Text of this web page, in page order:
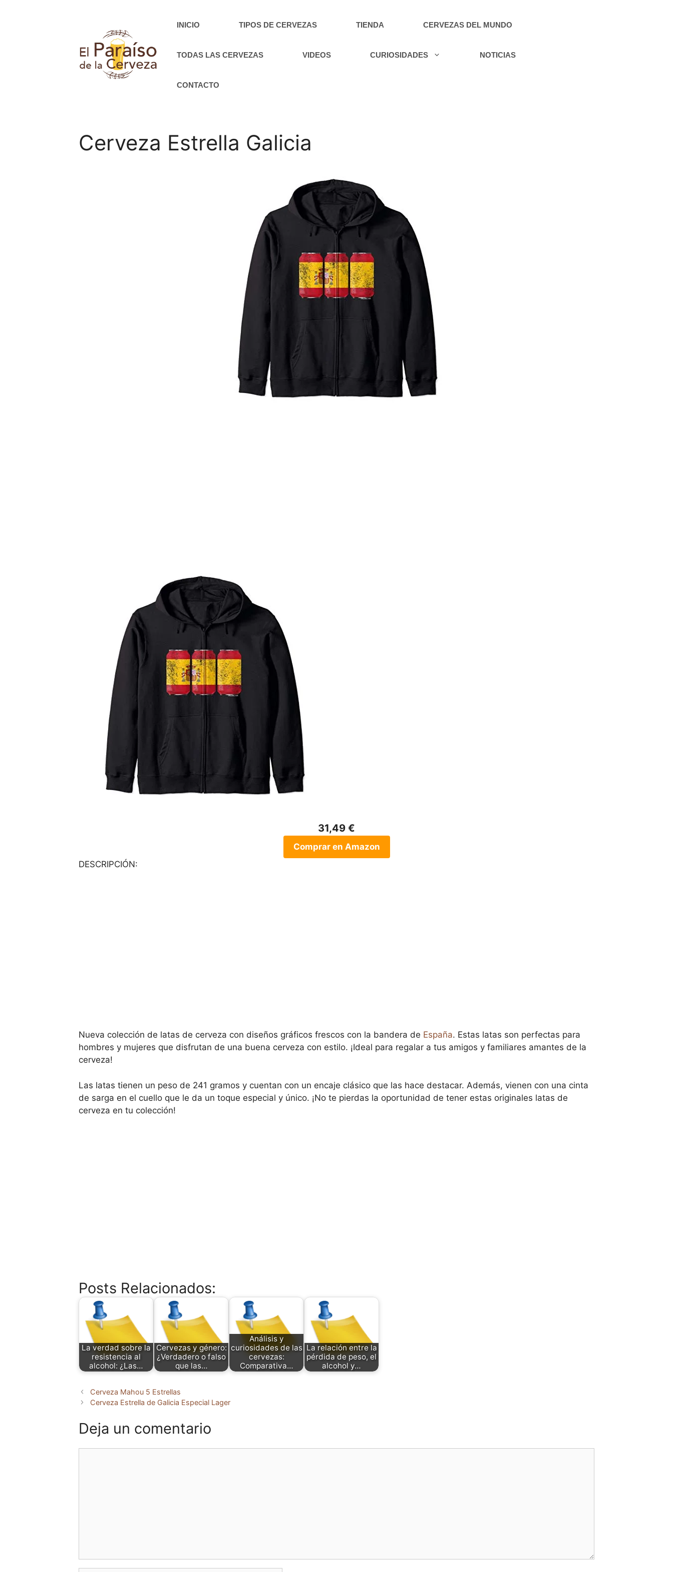
INICIO TIPOS DE CERVEZAS TIENDA CERVEZAS DEL MUNDO
TODAS LAS CERVEZAS VIDEOS CURIOSIDADES NOTICIAS
CONTACTO
Cerveza Estrella Galicia
31,49 €
Comprar en Amazon
DESCRIPCIÓN:
Nueva colección de latas de cerveza con diseños gráficos frescos con la bandera de España. Estas latas son perfectas para
hombres y mujeres que disfrutan de una buena cerveza con estilo. ¡Ideal para regalar a tus amigos y familiares amantes de la
cerveza!
Las latas tienen un peso de 241 gramos y cuentan con un encaje clásico que las hace destacar. Además, vienen con una cinta
de sarga en el cuello que le da un toque especial y único. ¡No te pierdas la oportunidad de tener estas originales latas de
cerveza en tu colección!
Posts Relacionados:
La verdad sobre la
resistencia al
alcohol: ¿Las…
Cervezas y género:
¿Verdadero o falso
que las…
Análisis y
curiosidades de las
cervezas:
Comparativa…
La relación entre la
pérdida de peso, el
alcohol y…
Cerveza Mahou 5 Estrellas
Cerveza Estrella de Galicia Especial Lager
Deja un comentario